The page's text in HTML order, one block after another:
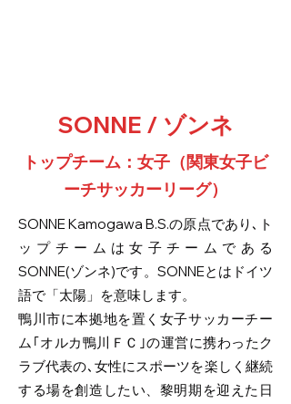
SONNE / ゾンネ
トップチーム：女子（関東女子ビ
ーチサッカーリーグ）
SONNE Kamogawa B.S.の原点であり､ト
ップチームは女子チームである
SONNE(ゾンネ)です。SONNEとはドイツ
語で「太陽」を意味します。
鴨川市に本拠地を置く女子サッカーチー
ム｢オルカ鴨川ＦＣ｣の運営に携わったク
ラブ代表の､女性にスポーツを楽しく継続
する場を創造したい、黎明期を迎えた日